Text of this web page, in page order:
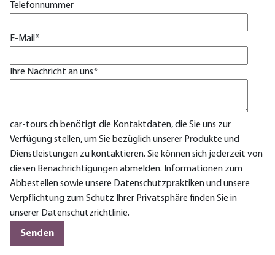
Telefonnummer
E-Mail *
Ihre Nachricht an uns*
car-tours.ch benötigt die Kontaktdaten, die Sie uns zur
Verfügung stellen, um Sie bezüglich unserer Produkte und
Dienstleistungen zu kontaktieren. Sie können sich jederzeit von
diesen Benachrichtigungen abmelden. Informationen zum
Abbestellen sowie unsere Datenschutzpraktiken und unsere
Verpflichtung zum Schutz Ihrer Privatsphäre finden Sie in
unserer Datenschutzrichtlinie.